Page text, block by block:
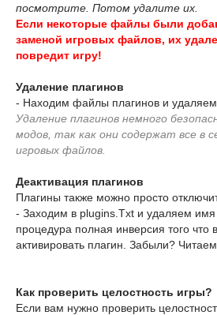
посмотрите. Потом удалите их.
Если некоторые файлы были
заменой игровых файлов, их
повредит игру!
Удаление плагинов
- Находим файлы плагинов и удаляем
Удаление плагинов немного
модов, так как они содержат все в
игровых файлов.
Деактивация плагинов
Плагины также можно просто
- Заходим в plugins.Txt и удаляем имя
процедура полная инверсия того что
активировать плагин. Забыли? Читаем
Как проверить целостность игры?
Если вам нужно проверить